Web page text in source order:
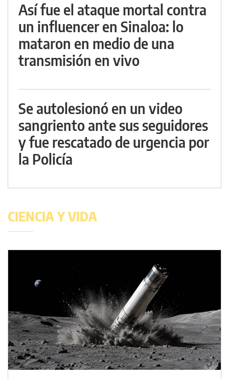
Así fue el ataque mortal contra
un influencer en Sinaloa: lo
mataron en medio de una
transmisión en vivo
Se autolesionó en un video
sangriento ante sus seguidores
y fue rescatado de urgencia por
la Policía
CIENCIA Y VIDA